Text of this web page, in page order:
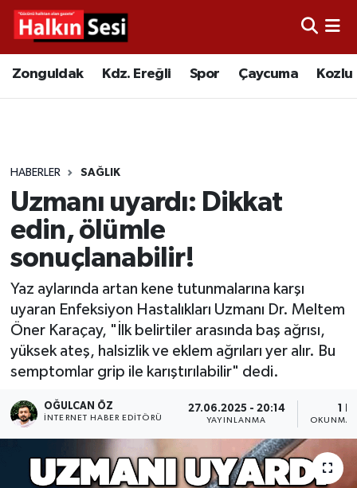
Zonguldak Kdz. Ereğli Spor Çaycuma Kozlu
HABERLER SAĞLIK
Uzmanı uyardı: Dikkat
edin, ölümle
sonuçlanabilir!
Yaz aylarında artan kene tutunmalarına karşı
uyaran Enfeksiyon Hastalıkları Uzmanı Dr. Meltem
Öner Karaçay, "İlk belirtiler arasında baş ağrısı,
yüksek ateş, halsizlik ve eklem ağrıları yer alır. Bu
semptomlar grip ile karıştırılabilir" dedi.
OĞULCAN ÖZ
İNTERNET HABER EDITÖRÜ
27.06.2025 - 20:14
YAYINLANMA
1
OKUNMA
Video
Çaycuma
Alaplı
Asayiş
Bartın
Karabük
ÇEVRE
Merkez Hava Durumu
Tüm Manşetler
Son Dakika Haberleri
Haber Arşivi